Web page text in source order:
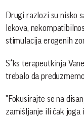
Drugi razlozi su nisko
lekova,
stimulacija erogenih
S*ks terapeutkinja
trebalo da
"Fokusirajte se na
zamišljanje ili čak joga